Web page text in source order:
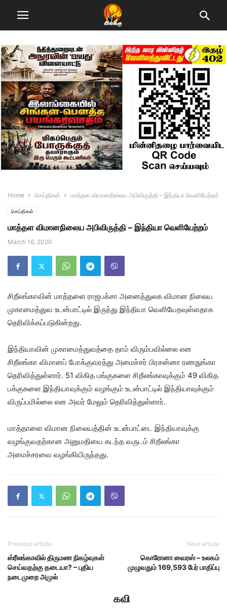
Home செய்திகள் மாத்தள விமானநிலைய அபிவிருத்தி – இந்தியா வெளியேற்றம்
செய்திகள்
மாத்தள விமானநிலைய அபிவிருத்தி – இந்தியா வெளியேற்றம்
March 16, 2020
சிறீலங்காவின் மாத்தளை ராஜபக்சா அனைத்துலக விமான நிலைய
முகாமைத்துவ உடன்பாட்டில் இருந்து இந்தியா வெளியேறவுள்ளதாக
தெரிவிக்கப்படுகின்றது.
இந்தியாவின் முகாமைத்துவத்தை தாம் விரும்பவில்லை என
சிறீலங்கா விமானப் போக்குவரத்து அமைச்சர் பிரசன்னா ரணதுங்கா
தெரிவித்துள்ளார். 51 விகித பங்குகளை சிறீலங்காவுக்கும் 49 விகித
பக்குகளை இந்தியாவுக்கும் வழங்கும் உடன்பாட்டில் இந்தியாவுக்கும்
விருப்பமில்லை என அவர் மேலும் தெரிவித்துள்ளார்.
மாத்தாளை விமான நிலையத்தின் உடன்பாட்டை இந்தியாவுக்கு
வழங்குவதற்கான அனுமதியை கடந்த வருடம் சிறீலங்கா
அமைச்சரவை வழங்கியிருந்தது.
Previous article
ஸ்ரீலங்காவில் திருமண நிகழ்வுகள்
செய்வதற்கு தடையா? – புதிய
நடைமுறை அமுல்
Next article
கொரோனா வைரஸ் – உலகம்
முழுவதும் 169,593 பேர் பாதிப்பு
கவி